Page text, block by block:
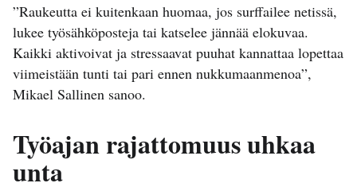
”Raukeutta ei kuitenkaan huomaa, jos surffailee netissä,
lukee työsähköposteja tai katselee jännää elokuvaa.
Kaikki aktivoivat ja stressaavat puuhat kannattaa lopettaa
viimeistään tunti tai pari ennen nukkumaanmenoa”,
Mikael Sallinen sanoo.
Työajan rajattomuus uhkaa
unta